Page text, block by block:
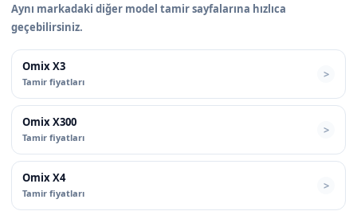
Aynı markadaki diğer model tamir sayfalarına hızlıca
geçebilirsiniz.
Omix X3
Tamir fiyatları
Omix X300
Tamir fiyatları
Omix X4
Tamir fiyatları